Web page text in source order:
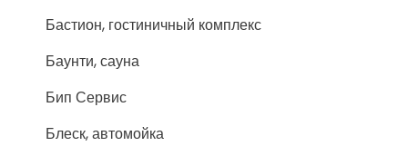
Бастион, гостиничный комплекс
Баунти, сауна
Бип Сервис
Блеск, автомойка